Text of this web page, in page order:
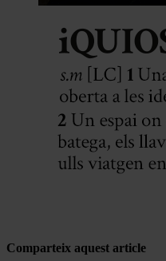
Comparteix aquest article